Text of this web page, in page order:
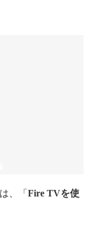
、「 Fire TVを使